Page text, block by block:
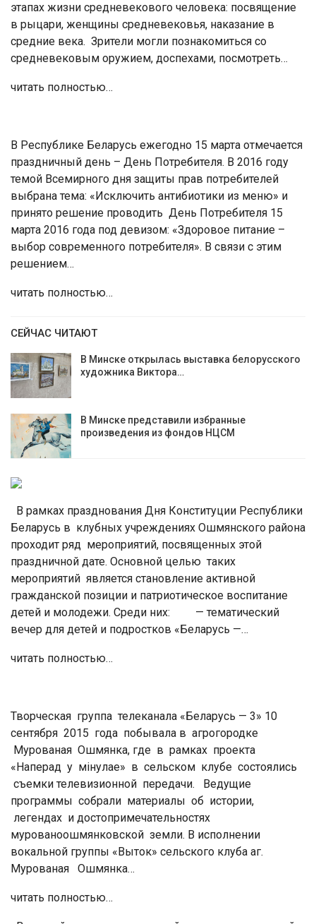
этапах жизни средневекового человека: посвящение
в рыцари, женщины средневековья, наказание в
средние века. Зрители могли познакомиться со
средневековым оружием, доспехами, посмотреть…
читать полностью…
В Республике Беларусь ежегодно 15 марта отмечается
праздничный день – День Потребителя. В 2016 году
темой Всемирного дня защиты прав потребителей
выбрана тема: «Исключить антибиотики из меню» и
принято решение проводить День Потребителя 15
марта 2016 года под девизом: «Здоровое питание –
выбор современного потребителя». В связи с этим
решением…
читать полностью…
СЕЙЧАС ЧИТАЮТ
В Минске открылась выставка белорусского
художника Виктора…
В Минске представили избранные
произведения из фондов НЦСМ
В рамках празднования Дня Конституции Республики
Беларусь в клубных учреждениях Ошмянского района
проходит ряд мероприятий, посвященных этой
праздничной дате. Основной целью таких
мероприятий является становление активной
гражданской позиции и патриотическое воспитание
детей и молодежи. Среди них: — тематический
вечер для детей и подростков «Беларусь —…
читать полностью…
Творческая группа телеканала «Беларусь — 3» 10
сентября 2015 года побывала в агрогородке
Мурованая Ошмянка, где в рамках проекта
«Наперад у мінулае» в сельском клубе состоялись
съемки телевизионной передачи. Ведущие
программы собрали материалы об истории,
легендах и достопримечательностях
мурованоошмянковской земли. В исполнении
вокальной группы «Выток» сельского клуба аг.
Мурованая Ошмянка…
читать полностью…